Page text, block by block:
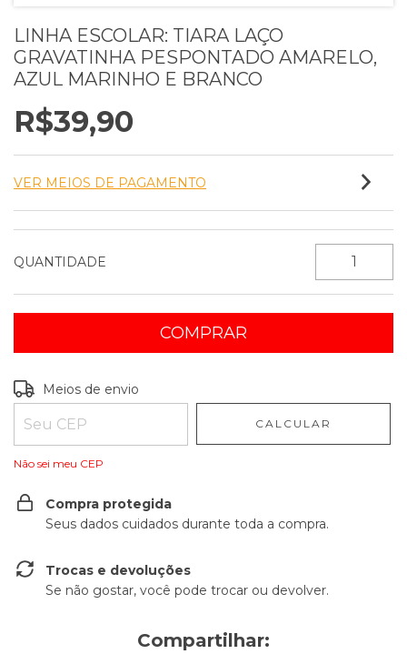
LINHA ESCOLAR: TIARA LAÇO
GRAVATINHA PESPONTADO AMARELO,
AZUL MARINHO E BRANCO
R$39,90
VER MEIOS DE PAGAMENTO
QUANTIDADE
Entregas para o CEP:
Meios de envio
CALCULAR
Não sei meu CEP
Compra protegida
Seus dados cuidados durante toda a compra.
Trocas e devoluções
Se não gostar, você pode trocar ou devolver.
Compartilhar: